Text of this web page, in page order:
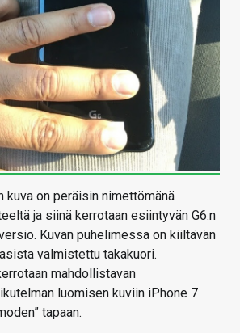
kuva on peräisin nimettömänä
ja siinä kerrotaan esiintyvän G6:n
Kuvan puhelimessa on kiiltävän
valmistettu takakuori.
mahdollistavan
luomisen kuviin iPhone 7
tapaan.